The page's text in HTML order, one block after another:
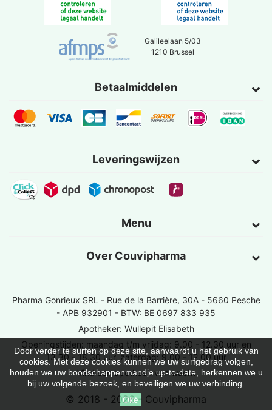
Galileelaan 5/03
1210 Brussel
Betaalmiddelen
Leveringswijzen
Menu
Over Couvipharma
Door verder te surfen op deze site, aanvaardt u het gebruik van
cookies. Met deze cookies kunnen we uw surfgedrag volgen,
houden we uw boodschappenmandje up-to-date, herkennen we u
bij uw volgende bezoek, en beveiligen we uw verbinding.
Oké
Pharma Gonrieux SRL - Rue de la Barrière, 30A - 5660 Pesche
- APB 932901 - BTW: BE 0697 833 935
Apotheker: Wullepit Elisabeth
Openingstijden: maandag t/m vrijdag: 9.00 - 12.30 uur en
13.30 - 18.30 uur, zaterdag: 9.00 - 12.00 uur
Vind een apotheek van wacht
© 2018 - 2026 - Couvipharma